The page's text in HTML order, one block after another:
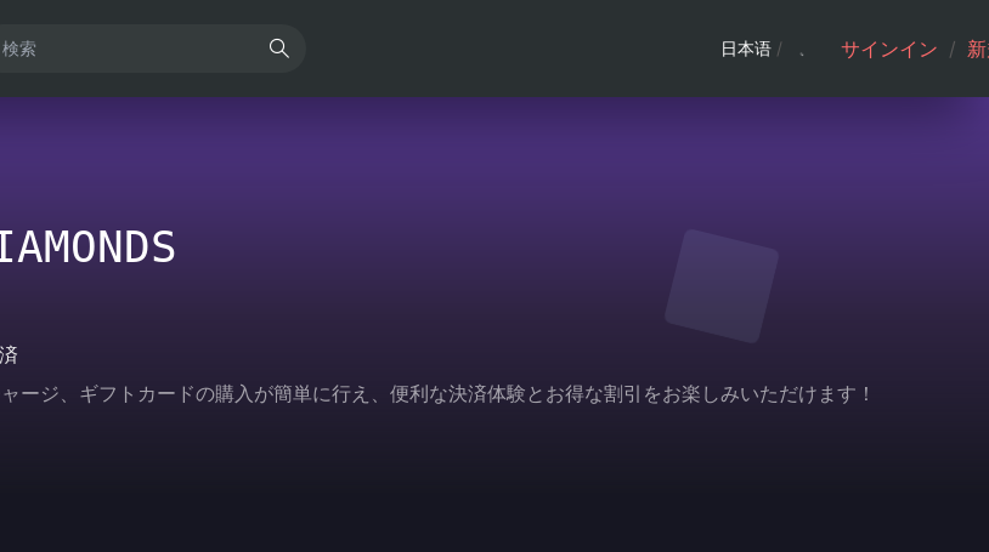
日本语 / サインイン /
ージ、ギフトカードの購入が簡単に行え、便利な決済体験とお得な割引をお楽しみいただけます！